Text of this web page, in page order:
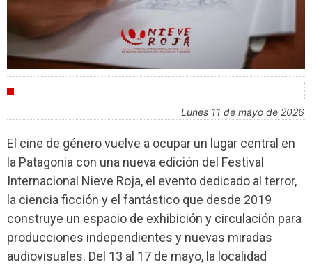
lunes 11 de mayo de 2026
El cine de género vuelve a ocupar un lugar central en
la Patagonia con una nueva edición del Festival
Internacional Nieve Roja, el evento dedicado al terror,
la ciencia ficción y el fantástico que desde 2019
construye un espacio de exhibición y circulación para
producciones independientes y nuevas miradas
audiovisuales. Del 13 al 17 de mayo, la localidad